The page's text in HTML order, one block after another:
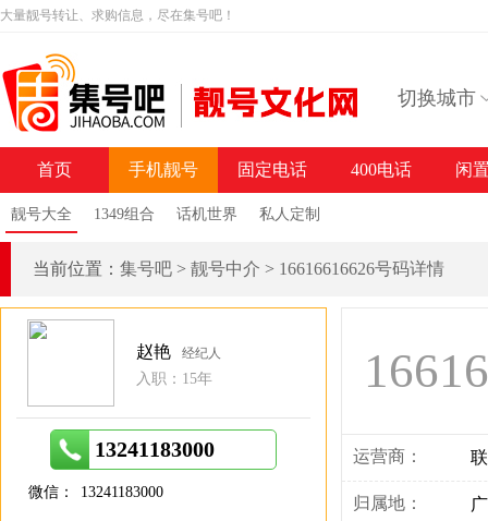
大量靓号转让、求购信息，尽在集号吧！
切换城市
首页 手机靓号
靓号大全 1349组合 话机世界 私人定制
固定电话 400电话 闲
当前位置： 集号吧 > 靓号中介 > 16616616626号码详情
运营商：
归属地：
赵艳 经纪人
入职：15年
13241183000
微信： 13241183000